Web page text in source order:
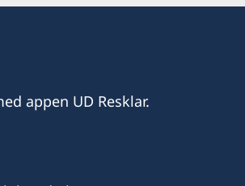
appen UD Resklar.